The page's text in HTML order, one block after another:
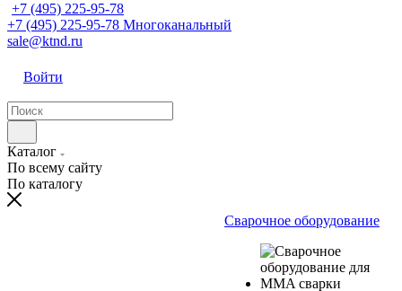
+7 (495) 225-95-78
+7 (495) 225-95-78 Многоканальный
sale@ktnd.ru
Войти
Каталог
По всему сайту
По каталогу
Сварочное оборудование